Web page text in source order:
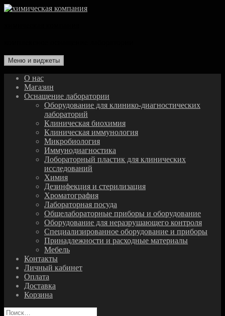
Перейти
Меню и виджеты
О нас
Магазин
Оснащение лаборатории
Оборудование для клинико-диагностических
лабораторий
Клиническая биохимия
Клиническая иммунология
Микробиология
Иммунодиагностика
Лобораторный пластик для клинических
исследований
Химия
Дезинфекция и стерилизация
Хроматография
Лабораторная посуда
Общелабораторные приборы и оборудование
Оборудование для неразрушающего контроля
Специализированное оборудование и приборы
Принадлежности и расходные материалы
Мебель
Контакты
Личный кабинет
Оплата
Доставка
Корзина
Найти: